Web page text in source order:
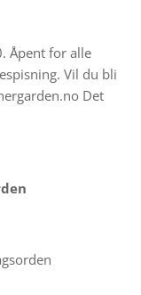
Åpent for alle
Vil du bli
Det